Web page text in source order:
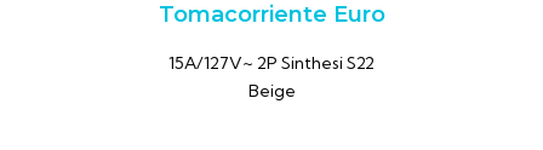
Tomacorriente Euro
15A/127V~ 2P Sinthesi S22
Beige